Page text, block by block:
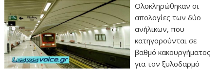
Ολοκληρώθηκαν οι
απολογίες των δύο
ανήλικων, που
κατηγορούνται σε
βαθμό κακουργήματος
για τον ξυλοδαρμό